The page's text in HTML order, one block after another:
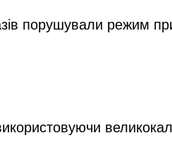
порушували режим